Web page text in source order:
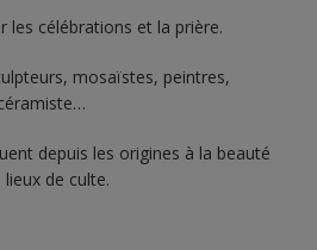
les célébrations et la prière.
mosaïstes, peintres,
depuis les origines à la beauté
lieux de culte.